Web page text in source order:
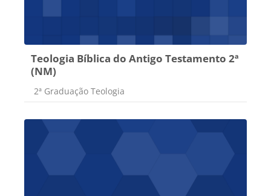
Teologia Bíblica do Antigo Testamento 2ª
(NM)
Categoria do curso
2ª Graduação Teologia